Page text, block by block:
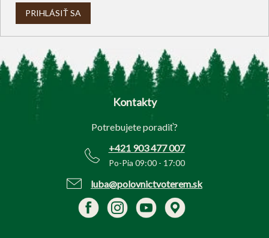
PRIHLÁSIŤ SA
Z
Kontakty
Potrebujete poradiť?
+421 903 477 007
Po-Pia 09:00 - 17:00
luba@polovnictvoterem.sk